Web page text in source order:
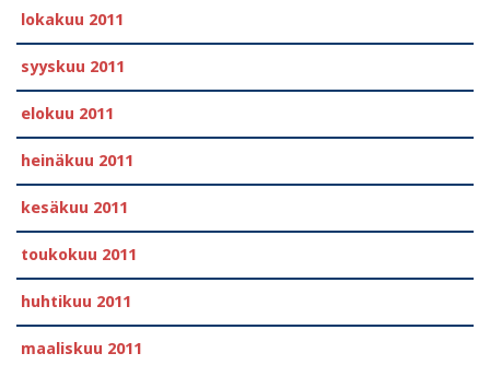
lokakuu 2011
syyskuu 2011
elokuu 2011
heinäkuu 2011
kesäkuu 2011
toukokuu 2011
huhtikuu 2011
maaliskuu 2011